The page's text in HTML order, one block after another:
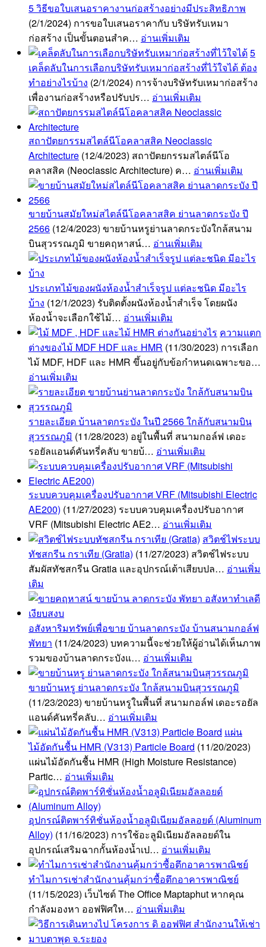
5 วิธีขอใบเสนอราคางานก่อสร้างอย่างมีประสิทธิภาพ
(2/1/2024) การขอใบเสนอราคากับ บริษัทรับเหมา
ก่อสร้าง เป็นขั้นตอนสำค… อ่านเพิ่มเติม
5
เคล็ดลับในการเลือกบริษัทรับเหมาก่อสร้างที่ไว้ใจได้ ต้อง
ทำอย่างไรบ้าง (2/1/2024) การจ้างบริษัทรับเหมาก่อสร้าง
เพื่องานก่อสร้างหรือปรับปร… อ่านเพิ่มเติม
สถาปัตยกรรมสไตล์นีโอคลาสสิค Neoclassic
Architecture (12/4/2023) สถาปัตยกรรมสไตล์นีโอ
คลาสสิค (Neoclassic Architecture) ค… อ่านเพิ่มเติม
ขายบ้านสมัยใหม่สไตล์นีโอคลาสสิค ย่านลาดกระบัง ปี
2566 (12/4/2023) ขายบ้านหรูย่านลาดกระบังใกล้สนาม
บินสุวรรณภูมิ ขายคฤหาสน์… อ่านเพิ่มเติม
ประเภทไม้ของผนังห้องน้ำสำเร็จรูป แต่ละชนิด มีอะไร
บ้าง (12/1/2023) รับติดตั้งผนังห้องน้ำสำเร็จ โดยผนัง
ห้องน้ำจะเลือกใช้ไม้… อ่านเพิ่มเติม
ความแตก
ต่างของไม้ MDF HDF และ HMR (11/30/2023) การเลือก
ไม้ MDF, HDF และ HMR ขึ้นอยู่กับข้อกำหนดเฉพาะขอ…
อ่านเพิ่มเติม
รายละเอียด บ้านลาดกระบัง ในปี 2566 ใกล้กับสนามบิน
สุวรรณภูมิ (11/28/2023) อยู่ในพื้นที่ สนามกอล์ฟ เดอะ
รอยัลแอนด์คันทรี่คลับ ขายบ้… อ่านเพิ่มเติม
ระบบควบคุมเครื่องปรับอากาศ VRF (Mitsubishi Electric
AE200) (11/27/2023) ระบบควบคุมเครื่องปรับอากาศ
VRF (Mitsubishi Electric AE2… อ่านเพิ่มเติม
สวิตช์ไฟระบบ
ทัชสกรีน กราเทีย (Gratia) (11/27/2023) สวิตช์ไฟระบบ
สัมผัสทัชสกรีน Gratia และอุปกรณ์เต้าเสียบปล… อ่านเพิ่ม
เติม
อสังหาริมทรัพย์เพื่อขาย บ้านลาดกระบัง บ้านสนามกอล์ฟ
พัทยา (11/24/2023) บทความนี้จะช่วยให้ผู้อ่านได้เห็นภาพ
รวมของบ้านลาดกระบังแ… อ่านเพิ่มเติม
ขายบ้านหรู ย่านลาดกระบัง ใกล้สนามบินสุวรรณภูมิ
(11/23/2023) ขายบ้านหรูในพื้นที่ สนามกอล์ฟ เดอะรอยัล
แอนด์คันทรี่คลับ… อ่านเพิ่มเติม
แผ่น
ไม้อัดกันชื้น HMR (V313) Particle Board (11/20/2023)
แผ่นไม้อัดกันชื้น HMR (High Moisture Resistance)
Partic… อ่านเพิ่มเติม
อุปกรณ์ติดพาร์ทิชั่นห้องน้ำอลูมิเนียมอัลลอยด์ (Aluminum
Alloy) (11/16/2023) การใช้อะลูมิเนียมอัลลอยด์ใน
อุปกรณ์เสริมฉากกั้นห้องน้ำเป… อ่านเพิ่มเติม
ทำไมการเช่าสำนักงานคุ้มกว่าซื้อตึกอาคารพาณิชย์
(11/15/2023) เว็บไซต์ The Office Maptaphut หากคุณ
กำลังมองหา ออฟฟิศให… อ่านเพิ่มเติม